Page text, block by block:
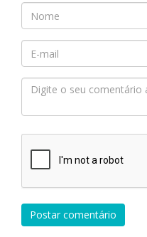
Postar comentário